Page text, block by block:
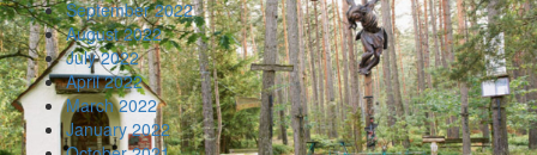
September 2022
August 2022
July 2022
April 2022
March 2022
January 2022